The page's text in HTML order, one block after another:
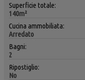
Superficie totale:
140m²
Cucina ammobiliata:
Arredato
Bagni:
2
Ripostiglio:
No